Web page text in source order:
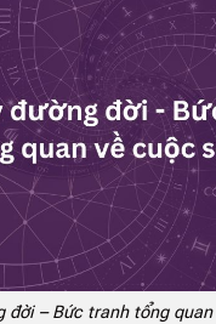
đời – Bức tranh tổng